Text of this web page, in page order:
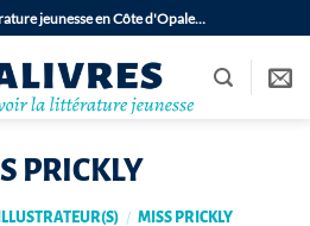
jeunesse en Côte d'Opale…
PRICKLY
/ MISS PRICKLY